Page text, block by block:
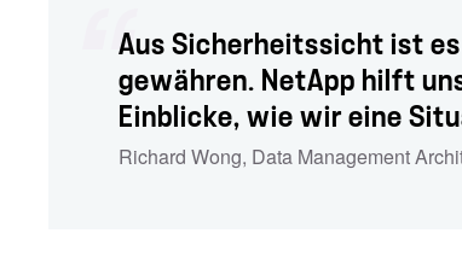
Aus Sicherheitssicht ist
gewähren. NetApp hilft
Einblicke, wie wir eine
Richard Wong, Data Management